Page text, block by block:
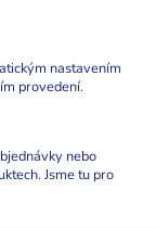
nastavením
provedení.
nebo
Jsme tu pro